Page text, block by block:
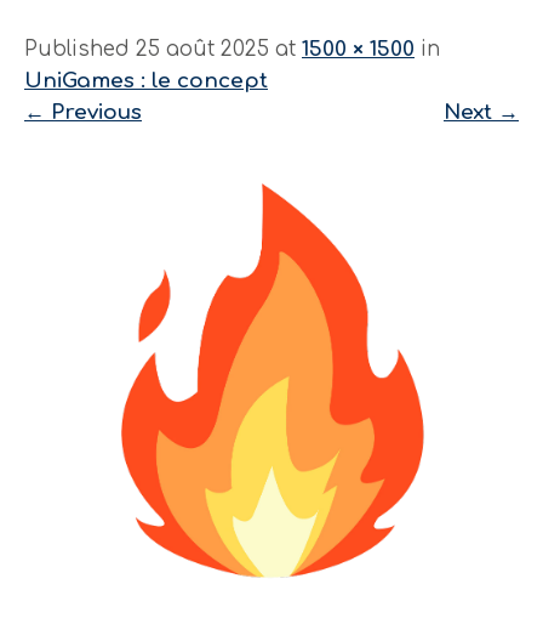
Published 25 août 2025 at 1500 × 1500 in
UniGames : le concept
← Previous Next →